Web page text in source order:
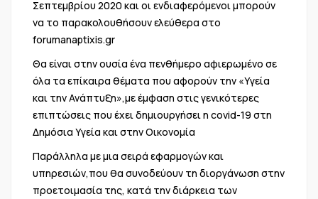
Σεπτεμβρίου 2020 και οι ενδιαφερόμενοι μπορούν
να το παρακολουθήσουν ελεύθερα στο
forumanaptixis.gr
Θα είναι στην ουσία ένα πενθήμερο αφιερωμένο σε
όλα τα επίκαιρα θέματα που αφορούν την «Υγεία
και την Ανάπτυξη»,με έμφαση στις γενικότερες
επιπτώσεις που έχει δημιουργήσει η covid-19 στη
Δημόσια Υγεία και στην Οικονομία
Παράλληλα με μια σειρά εφαρμογών και
υπηρεσιών,που θα συνοδεύουν τη διοργάνωση στην
προετοιμασία της, κατά την διάρκεια των